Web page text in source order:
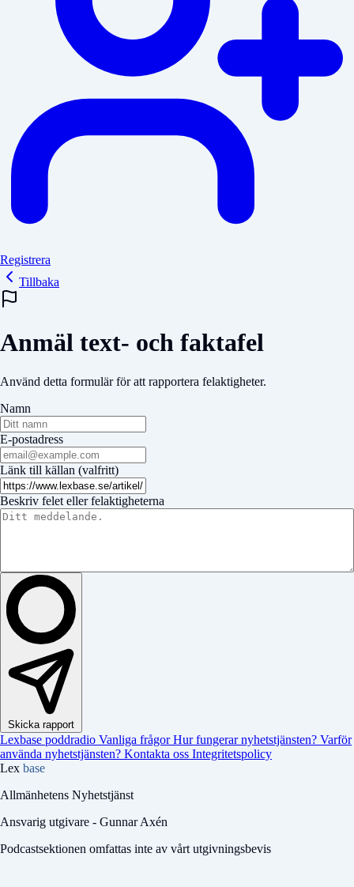
Registrera
Tillbaka
Anmäl text- och faktafel
Använd detta formulär för att rapportera felaktigheter.
Namn
E-postadress
Länk till källan (valfritt)
Beskriv felet eller felaktigheterna
Skicka rapport
Lexbase poddradio Vanliga frågorHur fungerar nyhetstjänsten? Varför
använda nyhetstjänsten? Kontakta oss Integritetspolicy
Lex base
Allmänhetens Nyhetstjänst
Ansvarig utgivare - Gunnar Axén
Podcastsektionen omfattas inte av vårt utgivningsbevis